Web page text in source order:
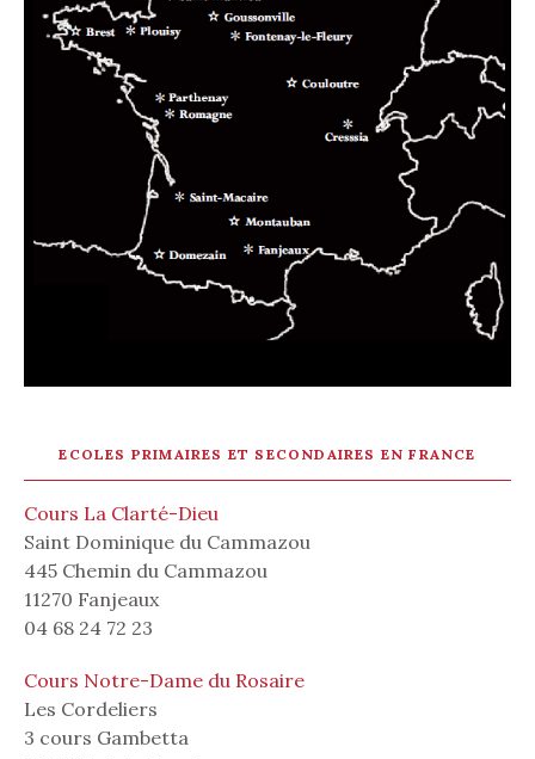
ECOLES PRIMAIRES ET SECONDAIRES EN FRANCE
Cours La Clarté-Dieu
Saint Dominique du Cammazou
445 Chemin du Cammazou
11270 Fanjeaux
04 68 24 72 23
Cours Notre-Dame du Rosaire
Les Cordeliers
3 cours Gambetta